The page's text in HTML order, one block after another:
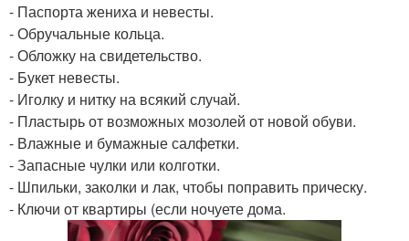
- Паспорта жениха и невесты.
- Обручальные кольца.
- Обложку на свидетельство.
- Букет невесты.
- Иголку и нитку на всякий случай.
- Пластырь от возможных мозолей от новой обуви.
- Влажные и бумажные салфетки.
- Запасные чулки или колготки.
- Шпильки, заколки и лак, чтобы поправить прическу.
- Ключи от квартиры (если ночуете дома.